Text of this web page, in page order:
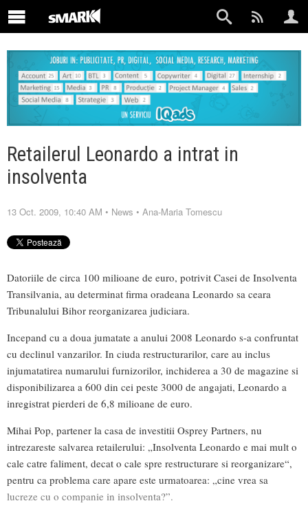
Retailerul Leonardo a intrat in
insolventa
13 Oct. 2009, 10:40 AM • News • Ana-Maria Tomescu
Datoriile de circa 100 milioane de euro, potrivit Casei de Insolventa
Transilvania, au determinat firma oradeana Leonardo sa ceara
Tribunalului Bihor reorganizarea judiciara.
Incepand cu a doua jumatate a anului 2008 Leonardo s-a confruntat
cu declinul vanzarilor. In ciuda restructurarilor, care au inclus
injumatatirea numarului furnizorilor, inchiderea a 30 de magazine si
disponibilizarea a 600 din cei peste 3000 de angajati, Leonardo a
inregistrat pierderi de 6,8 milioane de euro.
Mihai Pop, partener la casa de investitii Osprey Partners, nu
intrezareste salvarea retailerului: „Insolventa Leonardo e mai mult o
cale catre faliment, decat o cale spre restructurare si reorganizare“,
pentru ca problema care apare este urmatoarea: „cine vrea sa
lucreze cu o companie in insolventa?”.